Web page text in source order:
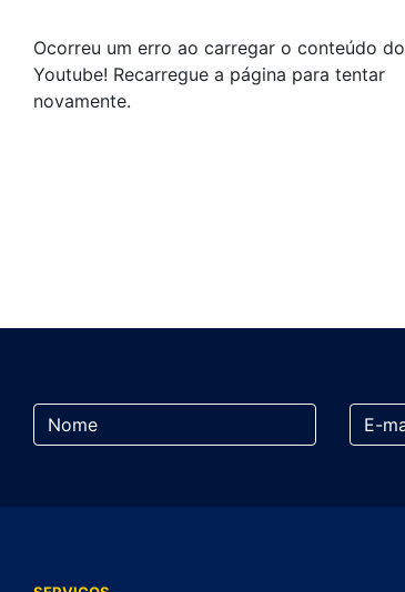
Ocorreu um erro ao carregar o conteúdo do
Youtube! Recarregue a página para tentar
novamente.